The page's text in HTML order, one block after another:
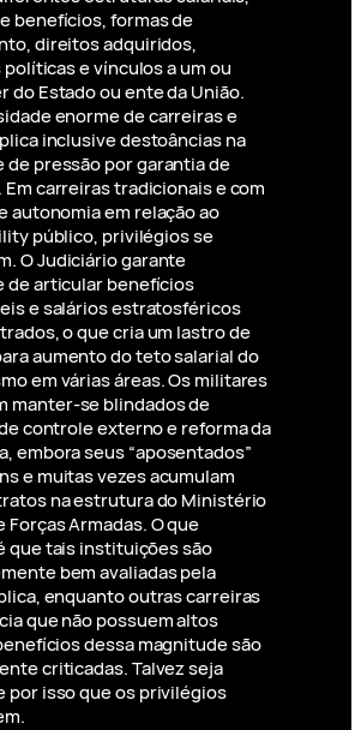
benefícios, formas de
direitos adquiridos,
e vínculos a um ou
do Estado ou ente da União.
enorme de carreiras e
inclusive destoâncias na
de pressão por garantia de
carreiras tradicionais e com
autonomia em relação ao
público, privilégios se
O Judiciário garante
de articular benefícios
e salários estratosféricos
o que cria um lastro de
aumento do teto salarial do
em várias áreas. Os militares
manter-se blindados de
controle externo e reforma da
embora seus “aposentados”
e muitas vezes acumulam
na estrutura do Ministério
Forças Armadas. O que
que tais instituições são
bem avaliadas pela
enquanto outras carreiras
que não possuem altos
dessa magnitude são
criticadas. Talvez seja
por isso que os privilégios